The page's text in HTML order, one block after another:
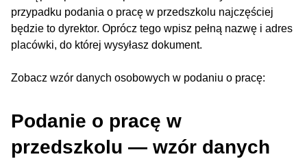
przypadku podania o pracę w przedszkolu najczęściej
będzie to dyrektor. Oprócz tego wpisz pełną nazwę i adres
placówki, do której wysyłasz dokument.
Zobacz wzór danych osobowych w podaniu o pracę:
Podanie o pracę w
przedszkolu — wzór danych